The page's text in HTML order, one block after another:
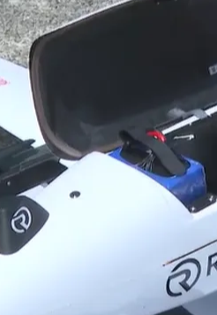
kilómetros de distancia
coche sería de unos 20
siete
de Salut comenzará a
a partir de 2025
Olot (Girona) se está
Según informa Alba